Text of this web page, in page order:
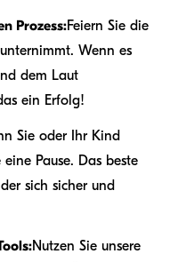
Prozess:Feiern Sie die
Wenn es
dem Laut
ein Erfolg!
Sie oder Ihr Kind
Pause. Das beste
sich sicher und
Nutzen Sie unsere